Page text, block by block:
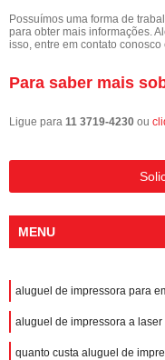
Possuímos uma forma de
para obter mais informações.
isso, entre em contato
Para saber mais
Ligue para 11 3719-4230 ou
MENU
aluguel de impressora para
aluguel de impressora a
quanto custa aluguel de